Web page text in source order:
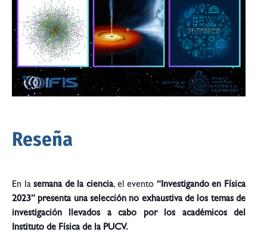
Reseña
En lasemana de la ciencia, el evento “Investigando en Física
2023” presenta una selección no exhaustiva de los temas de
investigación llevados a cabo por los académicos del
Instituto de Física de la PUCV.